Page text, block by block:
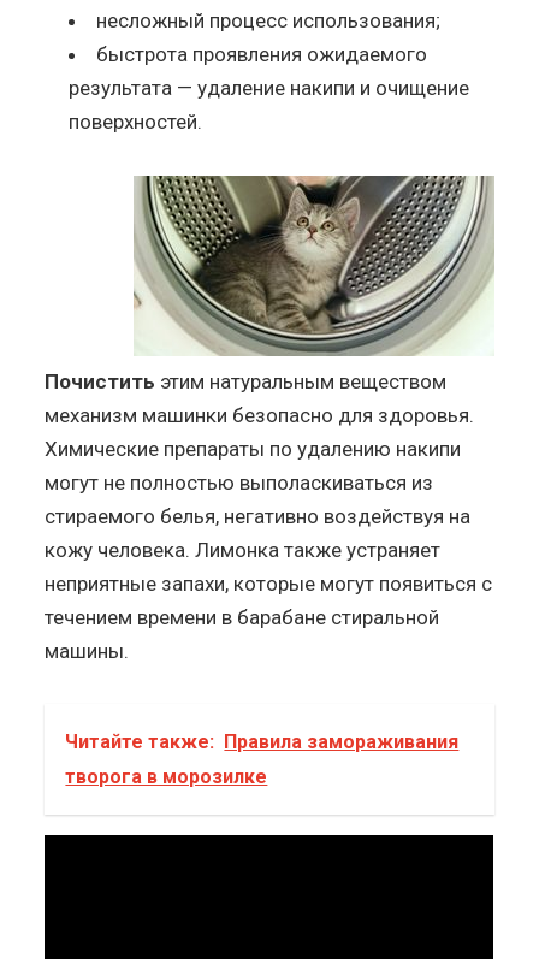
несложный процесс использования;
быстрота проявления ожидаемого
результата — удаление накипи и очищение
поверхностей.
Почистить этим натуральным веществом
механизм машинки безопасно для здоровья.
Химические препараты по удалению накипи
могут не полностью выполаскиваться из
стираемого белья, негативно воздействуя на
кожу человека. Лимонка также устраняет
неприятные запахи, которые могут появиться с
течением времени в барабане стиральной
машины.
Читайте также: Правила замораживания
творога в морозилке